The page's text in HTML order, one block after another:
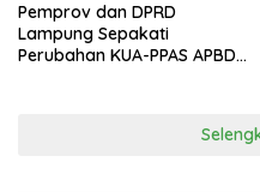
Pemprov dan DPRD
Lampung Sepakati
Perubahan KUA-PPAS APBD